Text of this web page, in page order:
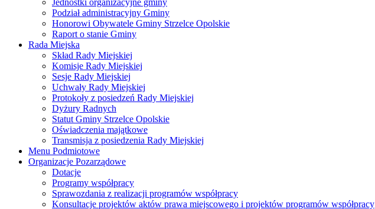
Jednostki organizacyjne gminy
Podział administracyjny Gminy
Honorowi Obywatele Gminy Strzelce Opolskie
Raport o stanie Gminy
Rada Miejska
Skład Rady Miejskiej
Komisje Rady Miejskiej
Sesje Rady Miejskiej
Uchwały Rady Miejskiej
Protokoły z posiedzeń Rady Miejskiej
Dyżury Radnych
Statut Gminy Strzelce Opolskie
Oświadczenia majątkowe
Transmisja z posiedzenia Rady Miejskiej
Menu Podmiotowe
Organizacje Pozarządowe
Dotacje
Programy współpracy
Sprawozdania z realizacji programów współpracy
Konsultacje projektów aktów prawa miejscowego i projektów programów współpracy